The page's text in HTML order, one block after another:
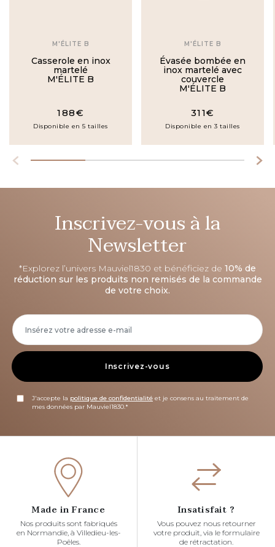
M'ÉLITE B
Casserole en inox
martelé
M'ÉLITE B
188€
Disponible en 5 tailles
M'ÉLITE B
Évasée bombée en
inox martelé avec
couvercle
M'ÉLITE B
311€
Disponible en 3 tailles
Inscrivez-vous à la
Newsletter
*Explorez l’univers Mauviel1830 et bénéficiez de 10% de
réduction sur les produits non remisés de la commande
de votre choix.
Inscrivez-vous
J'accepte la politique de confidentialité et je consens au traitement de
mes données par Mauviel1830.*
Made in France
Nos produits sont fabriqués
en Normandie, à Villedieu-les-
Poêles.
Insatisfait ?
Vous pouvez nous retourner
votre produit, via le formulaire
de rétractation.